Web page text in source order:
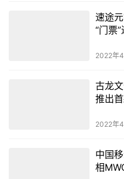
速途
“门票
2022年
古龙
推出
2022年4
中国
相